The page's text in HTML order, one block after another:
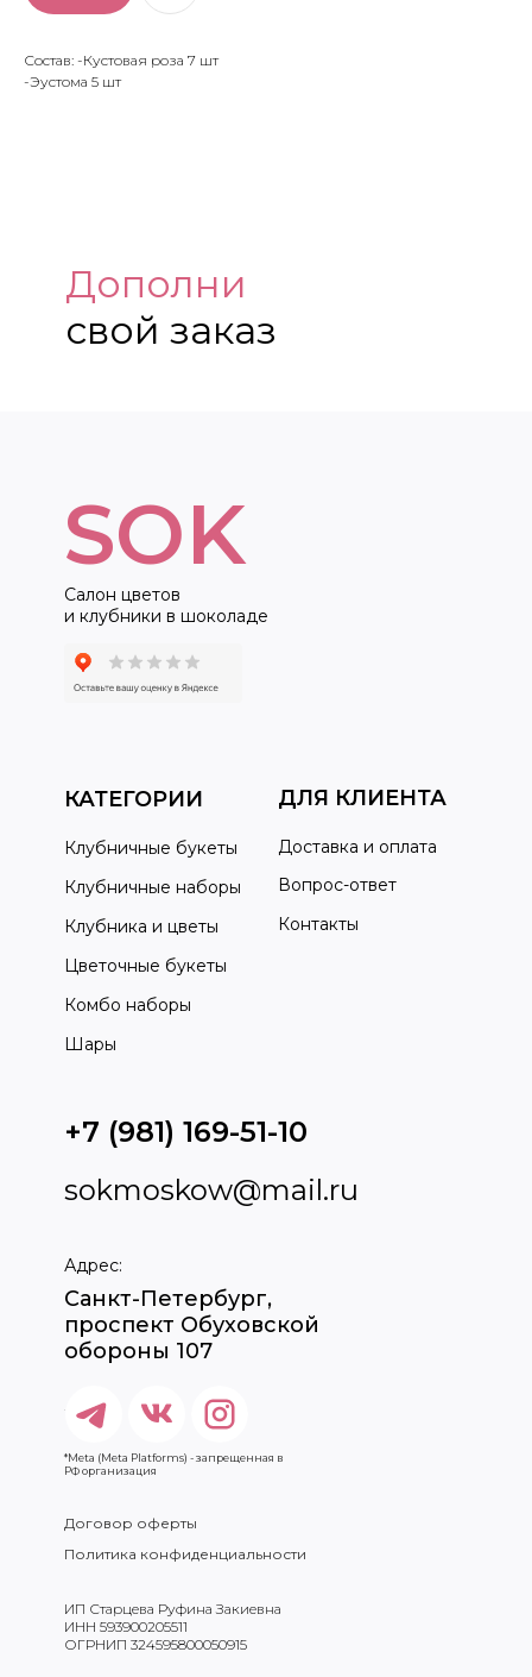
Состав: -Кустовая роза 7 шт
-Эустома 5 шт
Дополни
свой заказ
Салон цветов
и клубники в шоколаде
КАТЕГОРИИ ДЛЯ КЛИЕНТА
Клубничные букеты
Доставка и оплата
Вопрос-ответ
Контакты
Клубничные наборы
Клубника и цветы
Цветочные букеты
Комбо наборы
Шары
ИП Старцева Руфина Закиевна
ИНН 593900205511
ОГРНИП 324595800050915
Политика конфиденциальности
Договор оферты
SOK
+7 (981) 169-51-10
sokmoskow@mail.ru
Адрес:
Санкт-Петербург,
проспект Обуховской
обороны 107
*Meta (Meta Platforms) - запрещенная в
РФ организация